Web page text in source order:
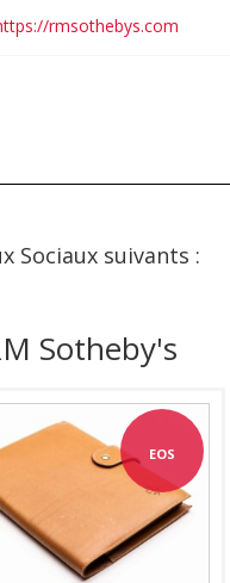
rmsothebys.com
Sociaux suivants :
Sotheby's
EOS